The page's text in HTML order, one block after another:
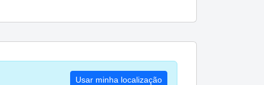
Usar minha localização